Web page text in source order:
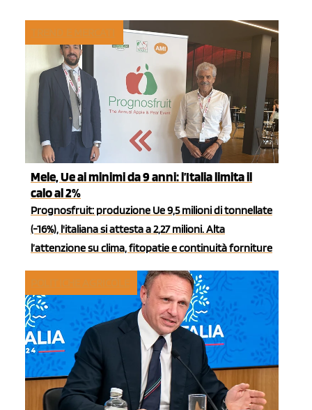
Mele, Ue ai minimi da 9 anni: l’Italia limita il
calo al 2%
Prognosfruit: produzione Ue 9,5 milioni di tonnellate
(-16%), l'italiana si attesta a 2,27 milioni. Alta
l’attenzione su clima, fitopatie e continuità forniture